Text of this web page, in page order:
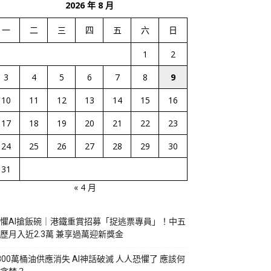
2026 年 8 月
一 二 三 四 五 六 日
1
2
3
4 5 6 7 8
9
10
11 12 13 14 15
16
17
18 19 20 21 22
23
24
25 26 27 28 29
30
31
« 4 月
AI搶飯碗｜港鐵重賞招募「捉逃票專員」！中五
月入近2.3萬 兼享過萬迎新獎金
萬桶油供應消失 AI神話破滅 人人恐懼了 應該何